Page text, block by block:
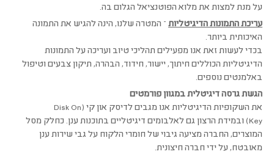
על מנת למצות את מלוא הפוטנציאל הגלום בה.
עריכת התמונות הדיגיטליות– המטרה שלנו, הינה להגיש את התמונה
האיכותית ביותר.
בכדי לעשות זאת אנו מפעילים תהליכי טיוב ועריכה על התמונות
הדיגיטליות הכוללים חיתוך, יישור, חידוד, הבהרה, תיקון צבעים וטיפול
באלמנטים נוספים.
הגשת גרסה דיגיטלית במגוון פורמטים
את השקופיות הדיגיטליות אנו מגבים לדיסק און קי (Disk On
Key) ובמידת הרצון גם לאלבומים דיגיטליים בתוכנות ענן. כחלק מסל
המוצרים, החברה מציעה גיבוי של חומרי הלקוח על גבי שירות ענן
מאובטח, על ידי חברה חיצונית.